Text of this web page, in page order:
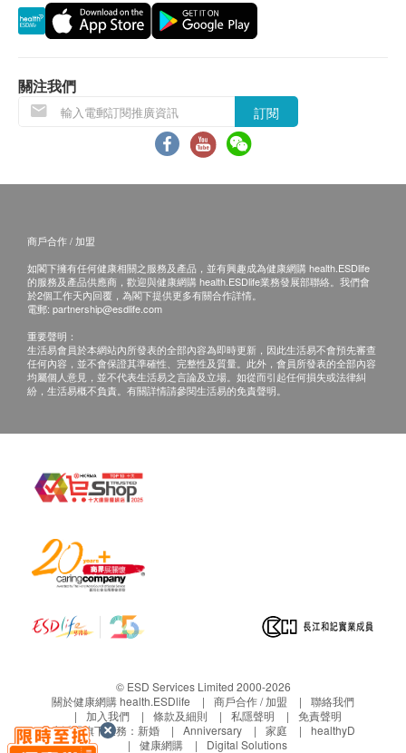
低放射劑量胸腔檢查
超聲骨質密度檢測
血壓
體質指標
身高
體重
口腔檢查
耳鼻喉檢查
内科檢查
外科檢查
載脂蛋白A1
總膽固醇
三酸甘油脂
載脂蛋白比率
低密度脂蛋白
空腹血糖
肝功能
發送至客人電郵地址。
體檢報告出具後可預約醫生講解報告，客戶可選擇
電話講解：需至少提前1日預約具體時間
（WhatsApp：+86 19076182486），醫生會按
預約時間主動聯絡客戶。
當面講解：需至少提前1日預約具體時間
（WhatsApp：+86 19076182486），體檢人在
如有爭議，健康網購health.ESDlife 及深圳企鵝門診
部保留最後決定權。
途。當閣下身體健康出現任何疾病徵兆時，應立即
諮詢有認可資格的醫生，作出診斷及治療。
本服務/產品由商戶提供。生活易【健康網購
網購health.ESDlife概不負責。一切有關的索償或
關注我們
訂閱
商戶合作 / 加盟
如閣下擁有任何健康相關之服務及產品，並有興趣成為健康網購 health.ESDlife
的服務及產品供應商，歡迎與健康網購 health.ESDlife業務發展部聯絡。我們會
於2個工作天內回覆，為閣下提供更多有關合作詳情。
電郵: partnership@esdlife.com
重要聲明：
生活易會員於本網站內所發表的全部內容為即時更新，因此生活易不會預先審查
任何內容，並不會保證其準確性、完整性及質量。此外，會員所發表的全部內容
均屬個人意見，並不代表生活易之言論及立場。如從而引起任何損失或法律糾
紛，生活易概不負責。有關詳情請參閱生活易的免責聲明。
© ESD Services Limited 2000-2026
關於健康網購 health.ESDlife
商戶合作 / 加盟
聯絡我們
加入我們
條款及細則 私隱聲明
免責聲明
生活易旗下業務： 新婚 Anniversary 家庭
healthyD
健康網購
Digital Solutions